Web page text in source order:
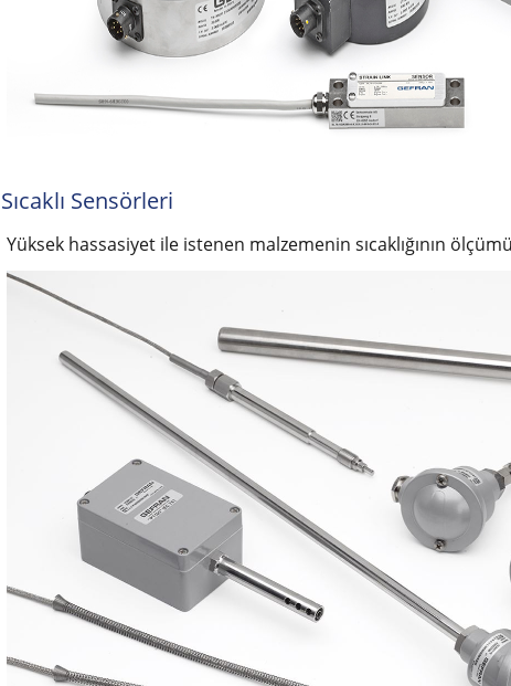
Sıcaklı Sensörleri
Yüksek hassasiyet ile istenen malzemenin sıcaklığının